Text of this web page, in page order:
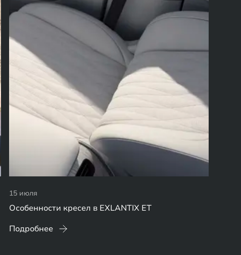
15 июля
Особенности кресел в EXLANTIX ET
Подробнее